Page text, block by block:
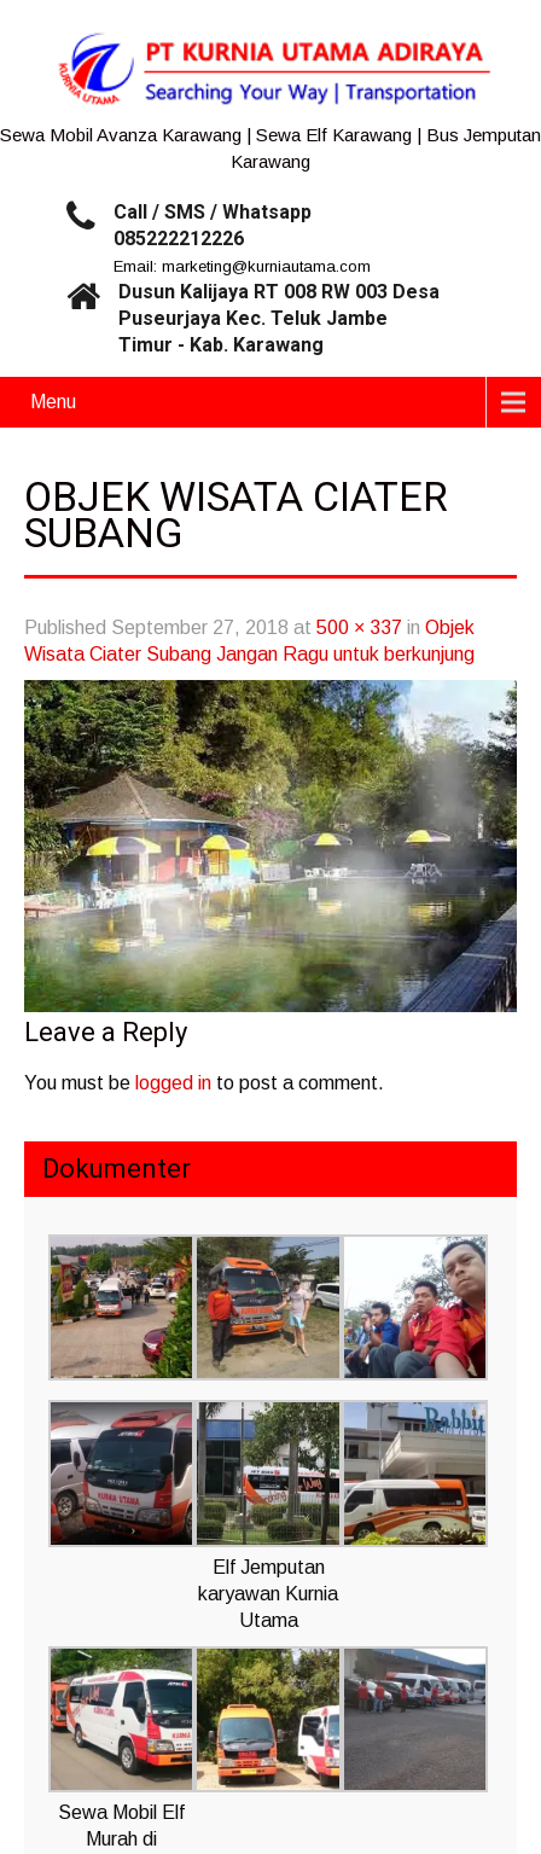
Sewa Mobil Avanza Karawang | Sewa Elf Karawang | Bus Jemputan
Karawang
Call / SMS / Whatsapp
085222212226
Email: marketing@kurniautama.com
Dusun Kalijaya RT 008 RW 003 Desa
Puseurjaya Kec. Teluk Jambe
Timur - Kab. Karawang
Menu
OBJEK WISATA CIATER
SUBANG
Published September 27, 2018 at 500 × 337 in Objek
Wisata Ciater Subang Jangan Ragu untuk berkunjung
Leave a Reply
You must be logged in to post a comment.
Dokumenter
Elf Jemputan
karyawan Kurnia
Utama
Sewa Mobil Elf
Murah di